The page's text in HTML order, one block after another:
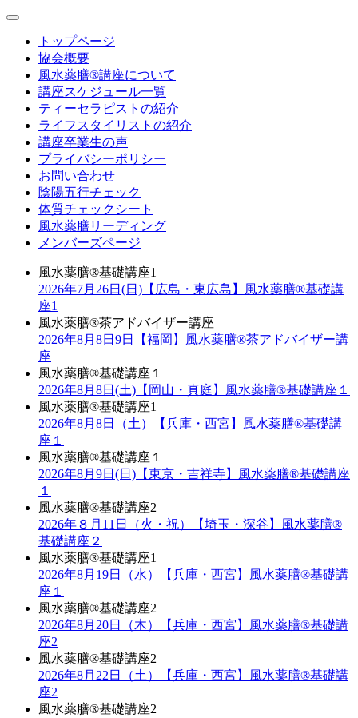
toggle
navigationトップページ
協会概要
風水薬膳®講座について
講座スケジュール一覧
ティーセラピストの紹介
ライフスタイリストの紹介
講座卒業生の声
プライバシーポリシー
お問い合わせ
陰陽五行チェック
体質チェックシート
風水薬膳リーディング
メンバーズページ
風水薬膳®️基礎講座1
2026年7月26日(日)【広島・東広島】風水薬膳®️基礎講
座1
風水薬膳®︎茶アドバイザー講座
2026年8月8日9日【福岡】風水薬膳®︎茶アドバイザー講
座
風水薬膳®基礎講座１
2026年8月8日(土)【岡山・真庭】風水薬膳®基礎講座１
風水薬膳®基礎講座1
2026年8月8日（土）【兵庫・西宮】風水薬膳®︎基礎講
座１
風水薬膳®︎基礎講座１
2026年8月9日(日)【東京・吉祥寺】風水薬膳®︎基礎講座
１
風水薬膳®基礎講座2
2026年８月11日（火・祝）【埼玉・深谷】風水薬膳®
基礎講座２
風水薬膳®基礎講座1
2026年8月19日（水）【兵庫・西宮】風水薬膳®︎基礎講
座１
風水薬膳®基礎講座2
2026年8月20日（木）【兵庫・西宮】風水薬膳®︎基礎講
座2
風水薬膳®基礎講座2
2026年8月22日（土）【兵庫・西宮】風水薬膳®︎基礎講
座2
風水薬膳®基礎講座2